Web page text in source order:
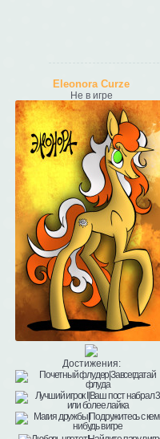
Eleonora Curze
Не в игре
Достижения: